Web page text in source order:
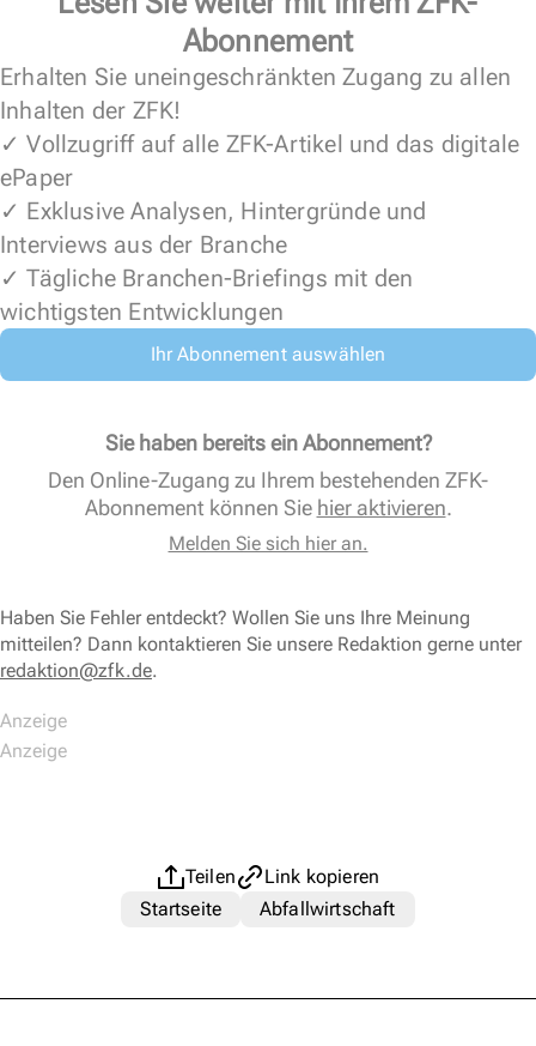
Abonnement
Erhalten Sie uneingeschränkten Zugang zu allen
Inhalten der ZFK!
✓ Vollzugriff auf alle ZFK-Artikel und das digitale
ePaper
✓ Exklusive Analysen, Hintergründe und
Interviews aus der Branche
✓ Tägliche Branchen-Briefings mit den
wichtigsten Entwicklungen
Ihr Abonnement auswählen
Sie haben bereits ein Abonnement?
Den Online-Zugang zu Ihrem bestehenden ZFK-
Abonnement können Sie hier aktivieren.
Melden Sie sich hier an.
Haben Sie Fehler entdeckt? Wollen Sie uns Ihre Meinung
mitteilen? Dann kontaktieren Sie unsere Redaktion gerne unter
redaktion@zfk.de.
Teilen
Link kopieren
Startseite
Abfallwirtschaft